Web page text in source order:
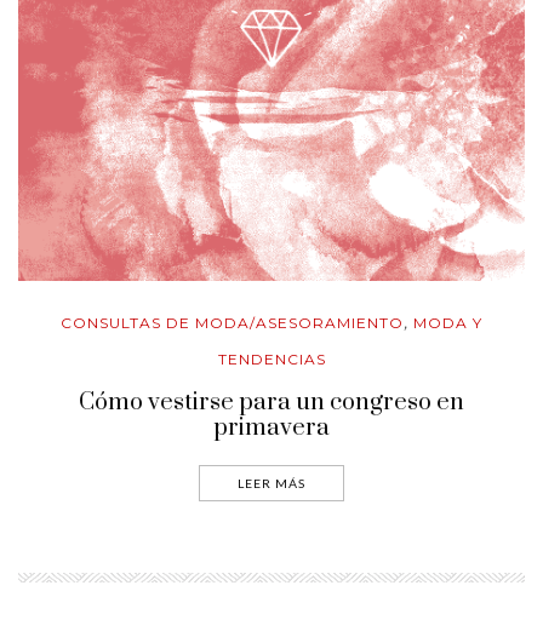
CONSULTAS DE MODA/ASESORAMIENTO , MODA Y
TENDENCIAS
Cómo vestirse para un congreso en
primavera
LEER MÁS